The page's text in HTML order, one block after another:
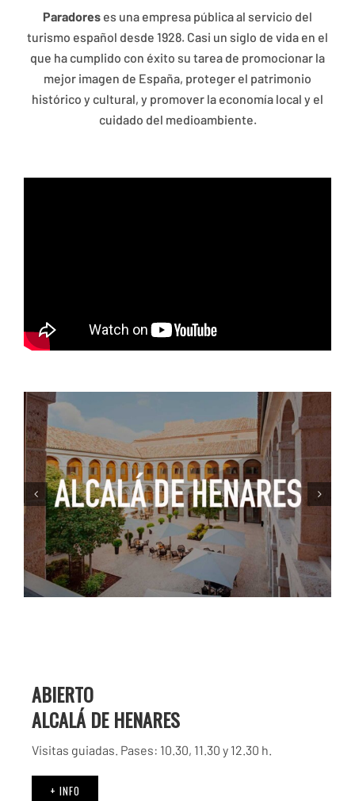
Paradores es una empresa pública al servicio del
turismo español desde 1928. Casi un siglo de vida en el
que ha cumplido con éxito su tarea de promocionar la
mejor imagen de España, proteger el patrimonio
histórico y cultural, y promover la economía local y el
cuidado del medioambiente.
ABIERTO
ALCALÁ DE HENARES
Visitas guiadas. Pases: 10.30, 11.30 y 12.30 h.
+ INFO